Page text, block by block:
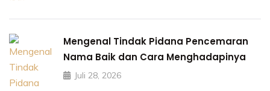
Mengenal Tindak Pidana Pencemaran
Nama Baik dan Cara Menghadapinya
Juli 28, 2026